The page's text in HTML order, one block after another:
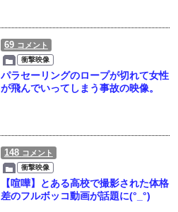
69 コメント
衝撃映像
パラセーリングのロープが切れて女性
が飛んでいってしまう事故の映像。
148 コメント
衝撃映像
【喧嘩】とある高校で撮影された体格
差のフルボッコ動画が話題に(°_°)